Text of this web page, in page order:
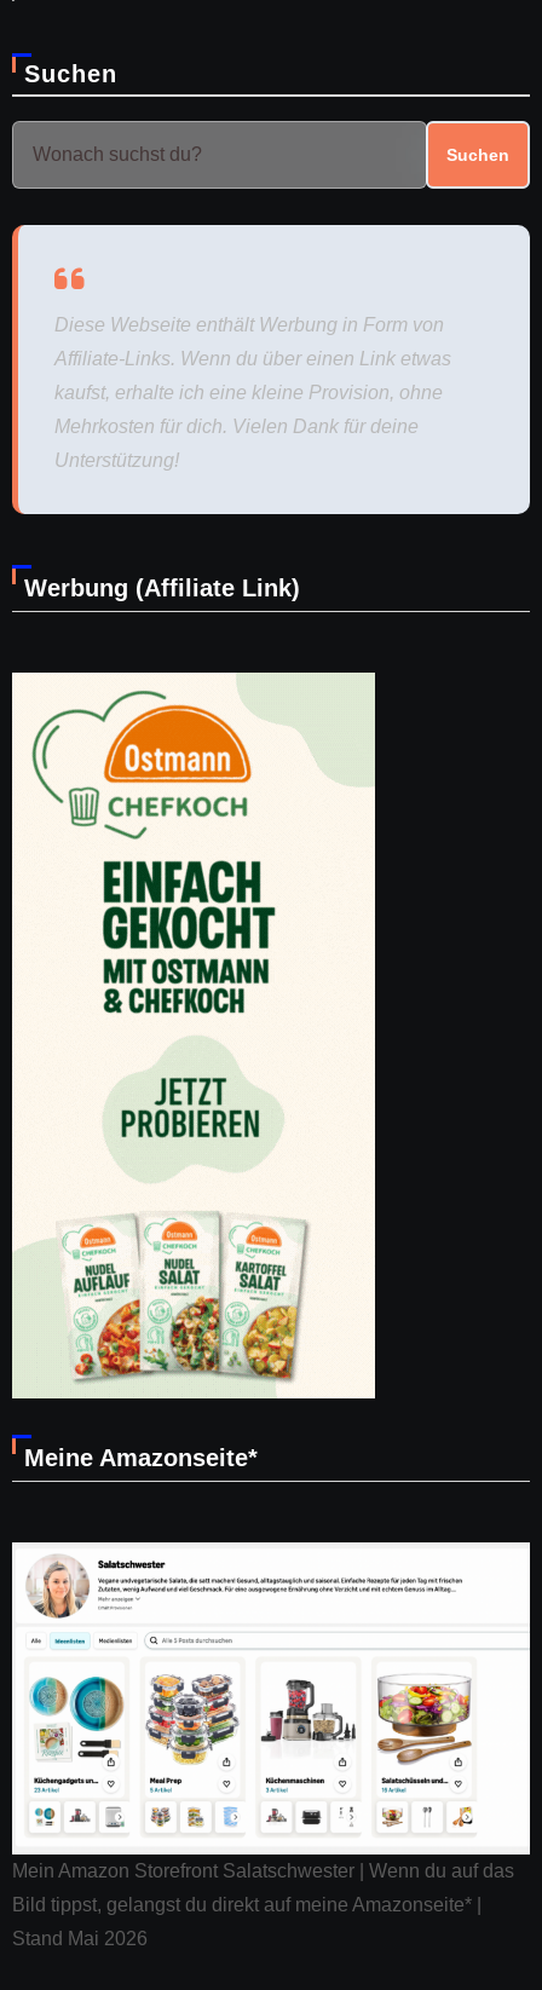
Suchen
Suchen
Diese Webseite enthält Werbung in Form von
Affiliate-Links. Wenn du über einen Link etwas
kaufst, erhalte ich eine kleine Provision, ohne
Mehrkosten für dich. Vielen Dank für deine
Unterstützung!
Werbung (Affiliate Link)
Meine Amazonseite*
Mein Amazon Storefront Salatschwester | Wenn du auf das
Bild tippst, gelangst du direkt auf meine Amazonseite* |
Stand Mai 2026